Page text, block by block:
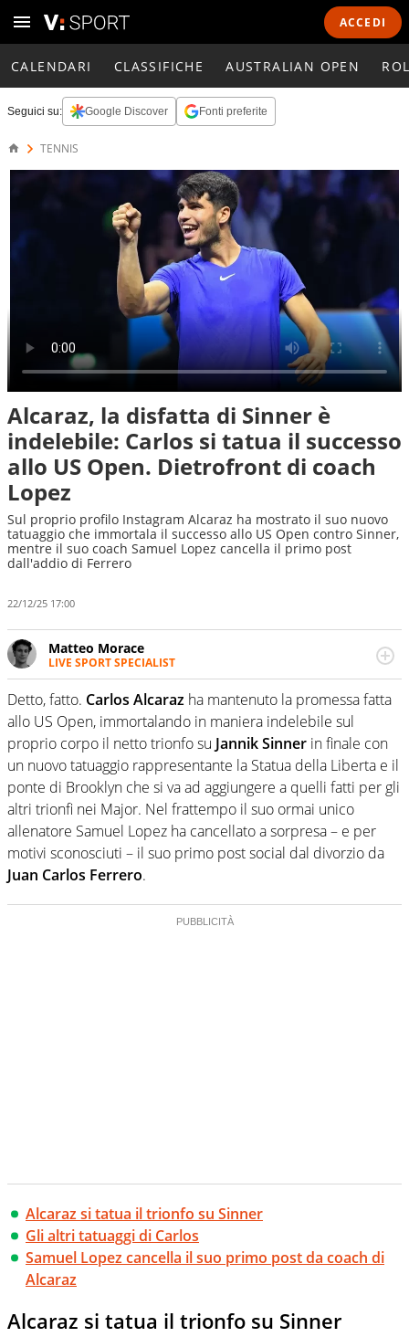
ACCEDI
CALENDARI CLASSIFICHE AUSTRALIAN OPEN
Seguici su: Google Discover Fonti preferite
TENNIS
Alcaraz, la disfatta di Sinner è
indelebile: Carlos si tatua il successo
allo US Open. Dietrofront di coach
Lopez
Sul proprio profilo Instagram Alcaraz ha mostrato il suo nuovo
tatuaggio che immortala il successo allo US Open contro Sinner,
mentre il suo coach Samuel Lopez cancella il primo post
dall'addio di Ferrero
22/12/25 17:00
Matteo Morace
LIVE SPORT SPECIALIST
La multimedialità quale approccio personale e
professionale. Ama raccontare lo sport focalizzando ogni
attenzione sul tempo reale: la verità della dirette non
sono opinioni ma fatti
Detto, fatto. Carlos Alcaraz ha mantenuto la promessa fatta
allo US Open, immortalando in maniera indelebile sul
proprio corpo il netto trionfo su Jannik Sinner in finale con
un nuovo tatuaggio rappresentante la Statua della Liberta e il
ponte di Brooklyn che si va ad aggiungere a quelli fatti per gli
altri trionfi nei Major. Nel frattempo il suo ormai unico
allenatore Samuel Lopez ha cancellato a sorpresa – e per
motivi sconosciuti – il suo primo post social dal divorzio da
Juan Carlos Ferrero.
Alcaraz si tatua il trionfo su Sinner
Gli altri tatuaggi di Carlos
Samuel Lopez cancella il suo primo post da coach di
Alcaraz
Alcaraz si tatua il trionfo su Sinner